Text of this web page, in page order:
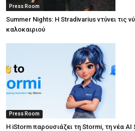
Press Room
Summer Nights: Η Stradivarius ντύνει τις
καλοκαιριού
Press Room
Η iStorm παρουσιάζει τη Stormi, τη νέα AI